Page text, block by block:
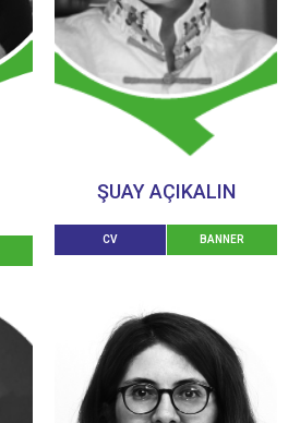
ŞUAY AÇIKALIN
CV BANNER